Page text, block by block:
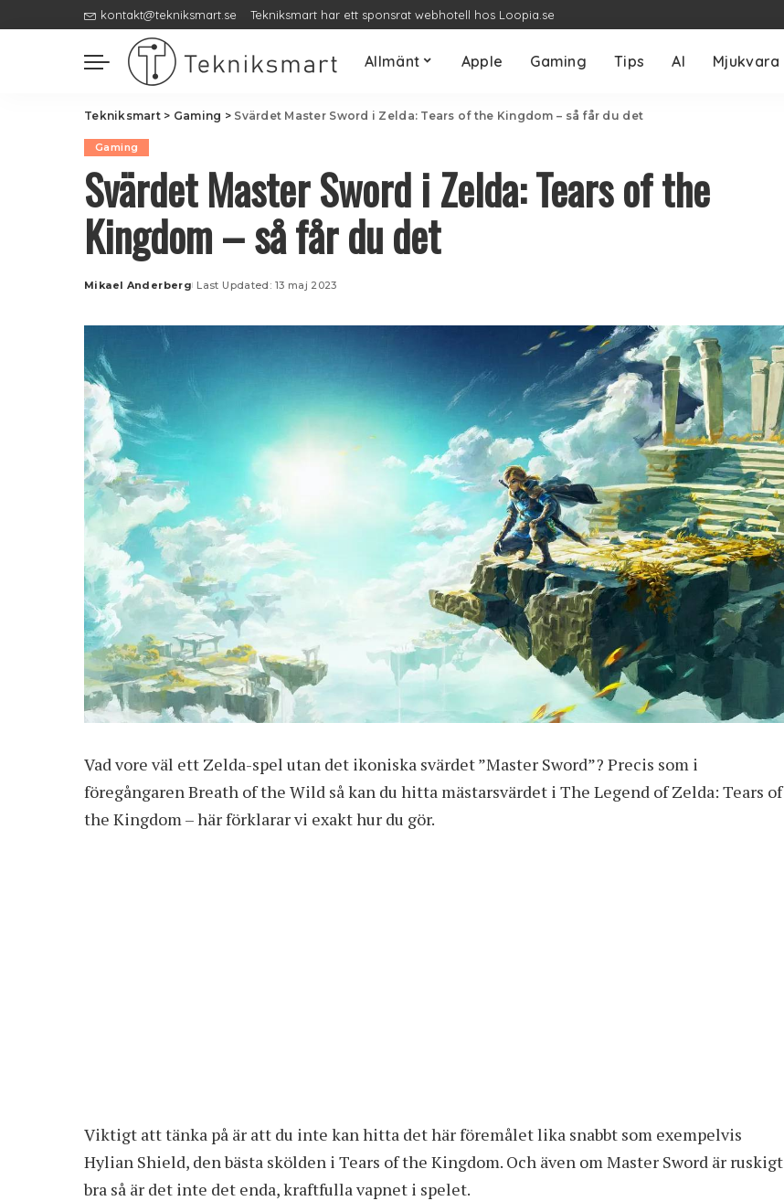
kontakt@tekniksmart.se Tekniksmart har ett sponsrat webhotell hos Loopia.se
Allmänt Apple Gaming Tips AI Mjukvara
Tekniksmart> Gaming > Svärdet Master Sword i Zelda: Tears of the Kingdom – så får du det
Gaming
Svärdet Master Sword i Zelda: Tears of the
Kingdom – så får du det
Posted
Mikael Anderberg Last Updated: 13 maj 2023
Vad vore väl ett Zelda-spel utan det ikoniska svärdet ”Master Sword”? Precis som i
föregångaren Breath of the Wild så kan du hitta mästarsvärdet i The Legend of Zelda: Tears of
the Kingdom – här förklarar vi exakt hur du gör.
Viktigt att tänka på är att du inte kan hitta det här föremålet lika snabbt som exempelvis
Hylian Shield, den bästa skölden i Tears of the Kingdom. Och även om Master Sword är ruskigt
bra så är det inte det enda, kraftfulla vapnet i spelet.